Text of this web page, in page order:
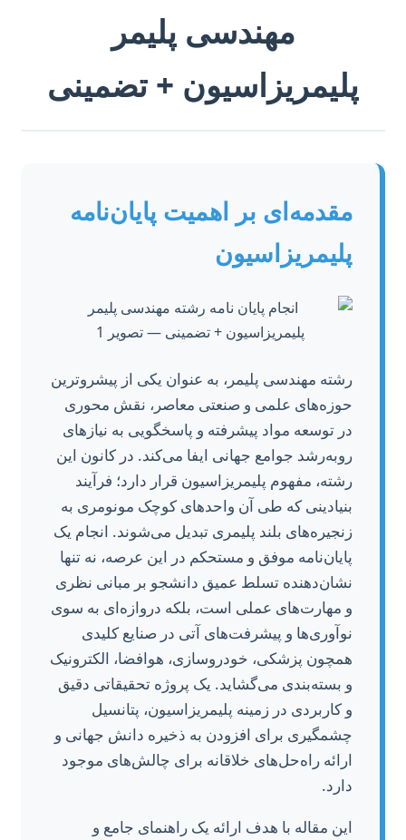
مهندسی پلیمر
پلیمریزاسیون + تضمینی
مقدمه‌ای بر اهمیت پایان‌نامه
پلیمریزاسیون
رشته مهندسی پلیمر، به عنوان یکی از پیشروترین
حوزه‌های علمی و صنعتی معاصر، نقش محوری
در توسعه مواد پیشرفته و پاسخگویی به نیازهای
روبه‌رشد جوامع جهانی ایفا می‌کند. در کانون این
رشته، مفهوم پلیمریزاسیون قرار دارد؛ فرآیند
بنیادینی که طی آن واحدهای کوچک مونومری به
زنجیره‌های بلند پلیمری تبدیل می‌شوند. انجام یک
پایان‌نامه موفق و مستحکم در این عرصه، نه تنها
نشان‌دهنده تسلط عمیق دانشجو بر مبانی نظری
و مهارت‌های عملی است، بلکه دروازه‌ای به سوی
نوآوری‌ها و پیشرفت‌های آتی در صنایع کلیدی
همچون پزشکی، خودروسازی، هوافضا، الکترونیک
و بسته‌بندی می‌گشاید. یک پروژه تحقیقاتی دقیق
و کاربردی در زمینه پلیمریزاسیون، پتانسیل
چشمگیری برای افزودن به ذخیره دانش جهانی و
ارائه راه‌حل‌های خلاقانه برای چالش‌های موجود
دارد.
این مقاله با هدف ارائه یک راهنمای جامع و